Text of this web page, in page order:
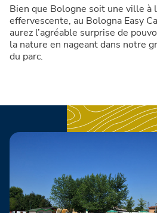
Bien que Bologne soit une ville à
effervescente, au Bologna Easy
aurez l’agréable surprise de
la nature en nageant dans notre
du parc.